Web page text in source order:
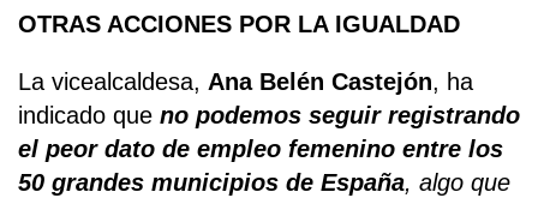
OTRAS ACCIONES POR LA IGUALDAD
La vicealcaldesa, Ana Belén Castejón, ha
indicado que no podemos seguir registrando
el peor dato de empleo femenino entre los
50 grandes municipios de España, algo que